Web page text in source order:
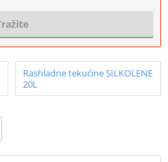
Rashladne tekućine SILKOLENE
20L